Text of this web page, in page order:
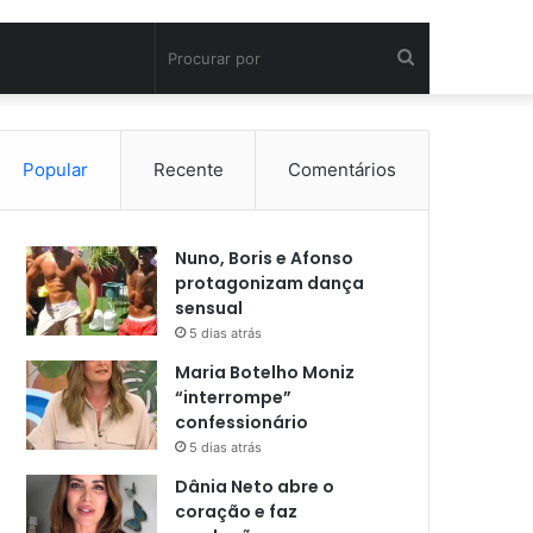
por
Popular Recente Comentários
Nuno, Boris e Afonso
protagonizam dança
sensual
5 dias atrás
Maria Botelho Moniz
“interrompe”
confessionário
5 dias atrás
Dânia Neto abre o
coração e faz